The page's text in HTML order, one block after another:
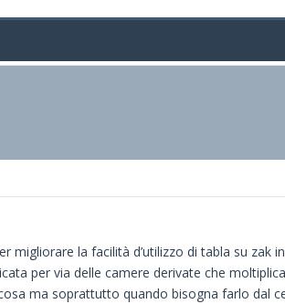
migliorare la facilità d’utilizzo di tabla su
per via delle camere derivate che
ma soprattutto quando bisogna farlo dal